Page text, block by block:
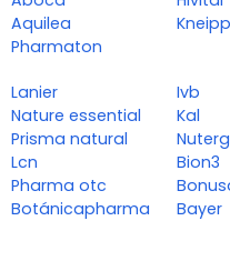
Aquilea
Pharmaton
Kneipp
Lanier
Nature essential
Prisma natural
Lcn
Pharma otc
Botánicapharma
Ivb
Kal
Bion3
Bayer